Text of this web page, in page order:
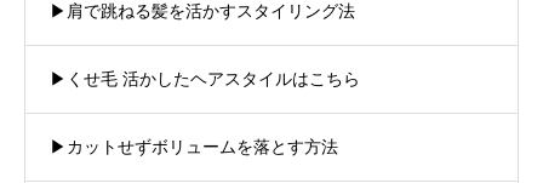
▶︎肩で跳ねる髪を活かすスタイリング法
▶︎くせ毛 活かしたヘアスタイルはこちら
▶︎カットせずボリュームを落とす方法